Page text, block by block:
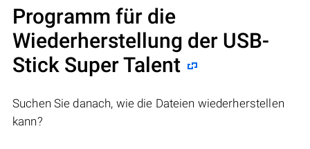
Programm für die
Wiederherstellung der USB-
Stick Super Talent
Suchen Sie danach, wie die Dateien wiederherstellen
kann?